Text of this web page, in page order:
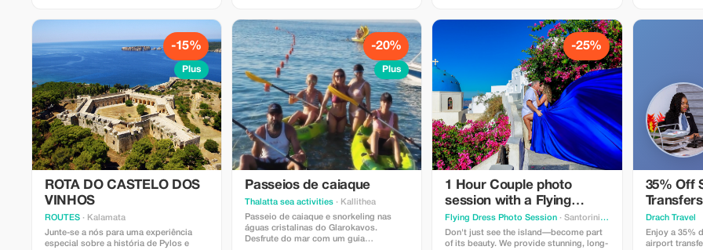
-15%
Plus
ROTA DO CASTELO DOS
VINHOS
ROUTES · Kalamata
Junte-se a nós para uma experiência
especial sobre a história de Pylos e
-20%
Plus
Passeios de caiaque
Thalatta sea activities · Kallithea
Passeio de caiaque e snorkeling nas
águas cristalinas do Glarokavos.
Desfrute do mar com um guia
-25%
1 Hour Couple photo
session with a Flying
Dress Only for PLUS users
Flying Dress Photo Session · Santorini Island
Don't just see the island—become part
of its beauty. We provide stunning, long-
35% Off
Transfers
Drach Travel
Enjoy a 35%
airport